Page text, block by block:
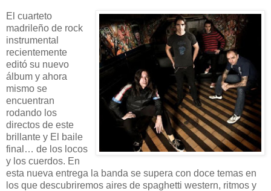
El cuarteto
madrileño de rock
instrumental
recientemente
editó su nuevo
álbum y ahora
mismo se
encuentran
rodando los
directos de este
brillante y El baile
final… de los locos
y los cuerdos. En
esta nueva entrega la banda se supera con doce temas en
los que descubriremos aires de spaghetti western, ritmos y